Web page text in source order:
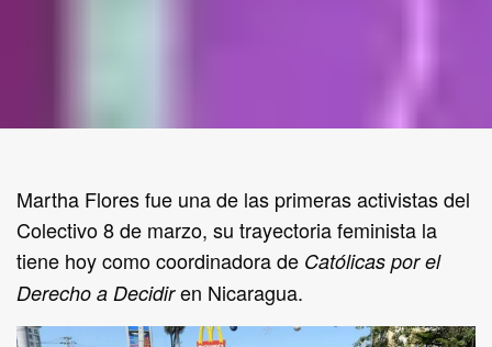
Martha Flores fue una de las primeras activistas del
Colectivo 8 de marzo, su trayectoria feminista la
tiene hoy como coordinadora de Católicas por el
Derecho a Decidiren Nicaragua.